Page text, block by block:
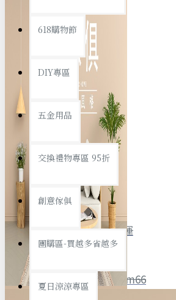
全館限時滿799免運
聯絡我們 ID : @ym66
個人衛浴用品
浴室置物/收納
旅行收納
618購物節
DIY專區
五金用品
交換禮物專區 95折
創意傢俱
團購區-買越多省越多
夏日涼涼專區